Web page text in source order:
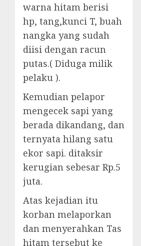
warna hitam berisi
hp, tang,kunci T, buah
nangka yang sudah
diisi dengan racun
putas.( Diduga milik
pelaku ).
Kemudian pelapor
mengecek sapi yang
berada dikandang, dan
ternyata hilang satu
ekor sapi. ditaksir
kerugian sebesar Rp.5
juta.
Atas kejadian itu
korban melaporkan
dan menyerahkan Tas
hitam tersebut ke